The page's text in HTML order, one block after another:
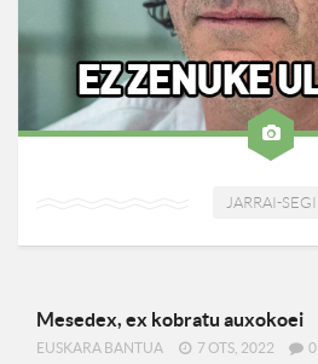
JARRAI-SEGI
Mesedex, ex kobratu auxokoei
EUSKARA BANTUA 7 OTS, 2022 0